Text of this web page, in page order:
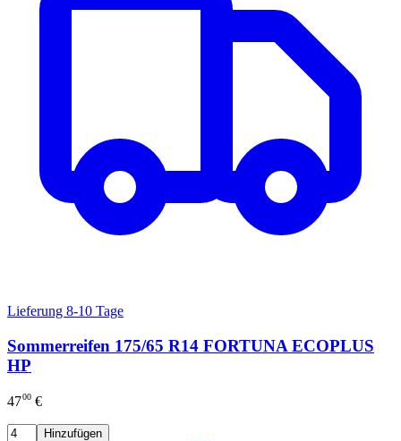
Lieferung 8-10 Tage
Sommerreifen 175/65 R14 FORTUNA ECOPLUS
HP
4700 €
Hinzufügen